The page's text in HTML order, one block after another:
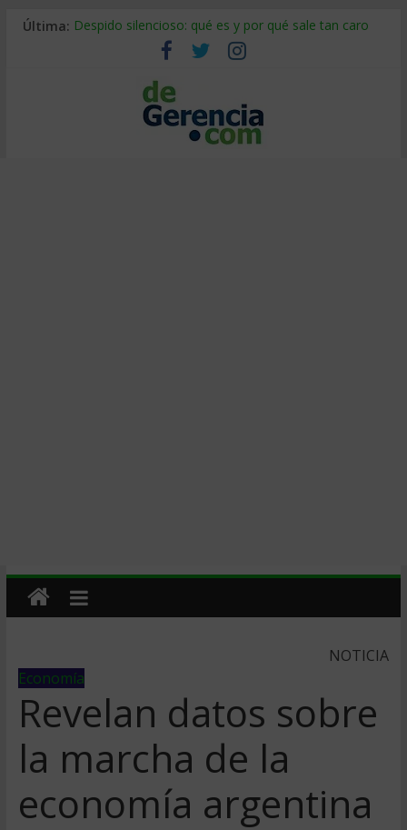
Última: Despido silencioso: qué es y por qué sale tan caro
La economía de Venezuela después del terremoto
Los 8 pasos de Kotter: liderar el cambio sin fracasar
Gestión de proyectos con IA: qué cambia en el oficio
IA y creatividad: cómo evitar que todos piensen igual
NOTICIA
Economía
Revelan datos sobre
la marcha de la
economí­a argentina